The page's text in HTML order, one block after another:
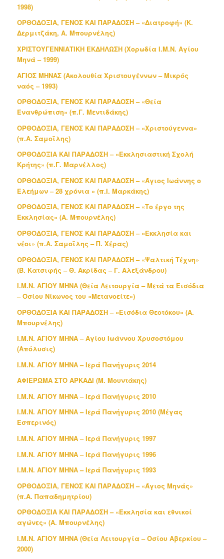
1998)
ΟΡΘΟΔΟΞΙΑ, ΓΕΝΟΣ ΚΑΙ ΠΑΡΑΔΟΣΗ – «Διατροφή» (Κ.
Δερμιτζάκη, Α. Μπουρνέλης)
ΧΡΙΣΤΟΥΓΕΝΝΙΑΤΙΚΗ ΕΚΔΗΛΩΣΗ (Χορωδία Ι.Μ.Ν. Αγίου
Μηνά – 1999)
ΑΓΙΟΣ ΜΗΝΑΣ (Ακολουθία Χριστουγέννων – Μικρός
ναός – 1993)
ΟΡΘΟΔΟΞΙΑ, ΓΕΝΟΣ ΚΑΙ ΠΑΡΑΔΟΣΗ – «Θεία
Ενανθρώπιση» (π.Γ. Μεντιδάκης)
ΟΡΘΟΔΟΞΙΑ, ΓΕΝΟΣ ΚΑΙ ΠΑΡΑΔΟΣΗ – «Χριστούγεννα»
(π.Α. Σαμοΐλης)
ΟΡΘΟΔΟΞΙΑ ΚΑΙ ΠΑΡΑΔΟΣΗ – «Εκκλησιαστική Σχολή
Κρήτης» (π.Γ. Μαρνέλλος)
ΟΡΘΟΔΟΞΙΑ, ΓΕΝΟΣ ΚΑΙ ΠΑΡΑΔΟΣΗ – «Άγιος Ιωάννης ο
Ελεήμων – 28 χρόνια » (π.Ι. Μαρκάκης)
ΟΡΘΟΔΟΞΙΑ, ΓΕΝΟΣ ΚΑΙ ΠΑΡΑΔΟΣΗ – «Το έργο της
Εκκλησίας» (Α. Μπουρνέλης)
ΟΡΘΟΔΟΞΙΑ, ΓΕΝΟΣ ΚΑΙ ΠΑΡΑΔΟΣΗ – «Εκκλησία και
νέοι» (π.Α. Σαμοΐλης – Π. Χέρας)
ΟΡΘΟΔΟΞΙΑ, ΓΕΝΟΣ ΚΑΙ ΠΑΡΑΔΟΣΗ – «Ψαλτική Τέχνη»
(Β. Κατσιφής – Θ. Ακρίδας – Γ. Αλεξάνδρου)
Ι.Μ.Ν. ΑΓΙΟΥ ΜΗΝΑ (Θεία Λειτουργία – Μετά τα Εισόδια
– Οσίου Νίκωνος του «Μετανοείτε»)
ΟΡΘΟΔΟΞΙΑ ΚΑΙ ΠΑΡΑΔΟΣΗ – «Εισόδια Θεοτόκου» (Α.
Μπουρνέλης)
Ι.Μ.Ν. ΑΓΙΟΥ ΜΗΝΑ – Αγίου Ιωάννου Χρυσοστόμου
(Απόλυσις)
Ι.Μ.Ν. ΑΓΙΟΥ ΜΗΝΑ – Ιερά Πανήγυρις 2014
ΑΦΙΕΡΩΜΑ ΣΤΟ ΑΡΚΑΔΙ (Μ. Μουντάκης)
Ι.Μ.Ν. ΑΓΙΟΥ ΜΗΝΑ – Ιερά Πανήγυρις 2010
Ι.Μ.Ν. ΑΓΙΟΥ ΜΗΝΑ – Ιερά Πανήγυρις 2010 (Μέγας
Εσπερινός)
Ι.Μ.Ν. ΑΓΙΟΥ ΜΗΝΑ – Ιερά Πανήγυρις 1997
Ι.Μ.Ν. ΑΓΙΟΥ ΜΗΝΑ – Ιερά Πανήγυρις 1996
Ι.Μ.Ν. ΑΓΙΟΥ ΜΗΝΑ – Ιερά Πανήγυρις 1993
ΟΡΘΟΔΟΞΙΑ, ΓΕΝΟΣ ΚΑΙ ΠΑΡΑΔΟΣΗ – «Άγιος Μηνάς»
(π.Α. Παπαδημητρίου)
ΟΡΘΟΔΟΞΙΑ ΚΑΙ ΠΑΡΑΔΟΣΗ – «Εκκλησία και εθνικοί
αγώνες» (Α. Μπουρνέλης)
Ι.Μ.Ν. ΑΓΙΟΥ ΜΗΝΑ (Θεία Λειτουργία – Οσίου Αβερκίου –
2000)